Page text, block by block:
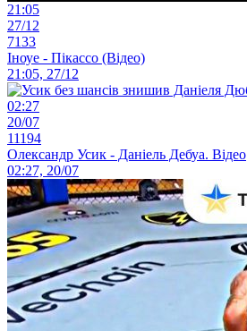
21:05
27/12
7133
Іноуе - Пікассо (Відео)
21:05, 27/12
02:27
20/07
11194
Олександр Усик - Даніель Дебуа. Відео
02:27, 20/07